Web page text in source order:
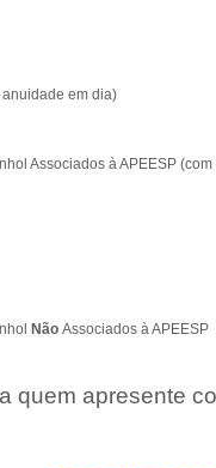
anuidade em dia)
Associados à APEESP (com
Não Associados à APEESP
quem apresente